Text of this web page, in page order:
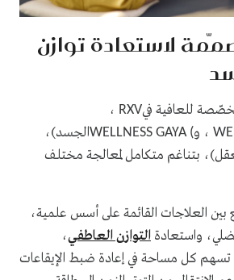
لاستعادة توازن
للعافية فيRXV ،
، وWELLNESS GAYA (الجسد)،
بتناغم متكامل لمعالجة مختلف
العلاجات القائمة على أسس علمية،
واستعادة التوازن العاطفي،
تسهم كل مساحة في إعادة ضبط الإيقاعات